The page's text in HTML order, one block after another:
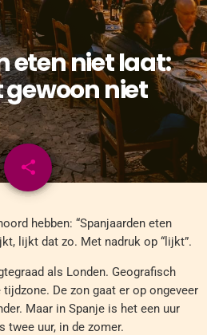
eten niet laat:
niet
share
email
hebben: “Spanjaarden eten
lijkt dat zo. Met nadruk op “lijkt”.
als Londen. Geografisch
De zon gaat er op ongeveer
Maar in Spanje is het een uur
twee uur, in de zomer.